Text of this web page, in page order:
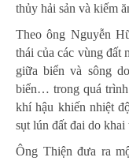
thủy hải sản và kiếm
Theo ông Nguyễn
thái của các vùng đất
giữa biển và sông
biển… trong quá trình
khí hậu khiến nhiệt
sụt lún đất đai do
Ông Thiện đưa ra